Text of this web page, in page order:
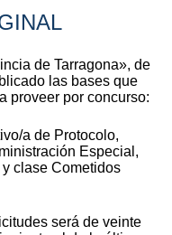
de Tarragona», de
las bases que
proveer por concurso:
a de Protocolo,
Especial,
clase Cometidos
será de veinte